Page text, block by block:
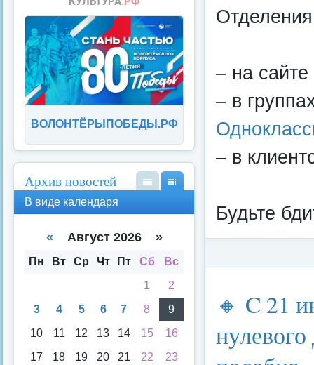
– на сайте
– в
– в
Будьте
🔸 C 21
ВОЛОНТЁРЫПОБЕДЫ.РФ
Архив новостей
кал
аря
спи
В виде календаря
« Август 2026 »
Пн Вт Ср Чт Пт Сб
Вс
1
2
3
4 5 6 7 8
9
10
11 12 13 14 15
16
17
18 19 20 21 22 23